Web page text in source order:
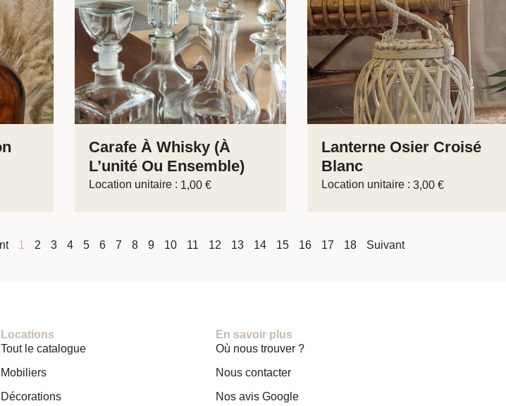
Carafe À Whisky (à
L’unité Ou Ensemble)
Location unitaire : 1,00 €
Lanterne Osier Croisé
Blanc
Location unitaire : 3,00 €
1 2 3 4 5 6 7 8 9 10 11 12 13 14 15 16 17 18 Suivant
Locations
Tout le catalogue
Mobiliers
Décorations
En savoir plus
Où nous trouver ?
Nous contacter
Nos avis Google